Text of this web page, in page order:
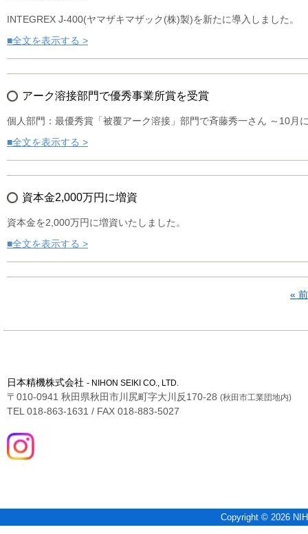
INTEGREX J-400(ヤマザキマザック(株)製)を新たに導入しました。
■全文を表示する >
アーク溶接部門で優秀事業所賞を受賞
個人部門：最優秀賞「被覆アーク溶接」部門で斉藤秀一さん ～10
■全文を表示する >
資本金2,000万円に増資
資本金を2,000万円に増資いたしました。
■全文を表示する >
«
日本精機株式会社 - NIHON SEIKI CO., LTD.
〒010-0941 秋田県秋田市川尻町字大川反170-28 (秋田市工業団地内)
TEL 018-863-1631 / FAX 018-883-5027
Copyright © 2026